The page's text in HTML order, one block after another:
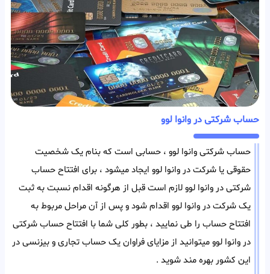
حساب شرکتی در وانوا لوو
حساب شرکتی وانوا لوو ، حسابی است که بنام یک شخصیت
حقوقی یا شرکت در وانوا لوو ایجاد میشود ، برای افتتاح حساب
شرکتی در وانوا لوو لازم است قبل از هرگونه اقدام نسبت به ثبت
یک شرکت در وانوا لوو اقدام شود و پس از آن مراحل مربوط به
افتتاح حساب را طی نمایید ، بطور کلی شما با افتتاح حساب شرکتی
در وانوا لوو میتوانید از مزایای فراوان یک حساب تجاری و بیزنسی در
این کشور بهره مند شوید .